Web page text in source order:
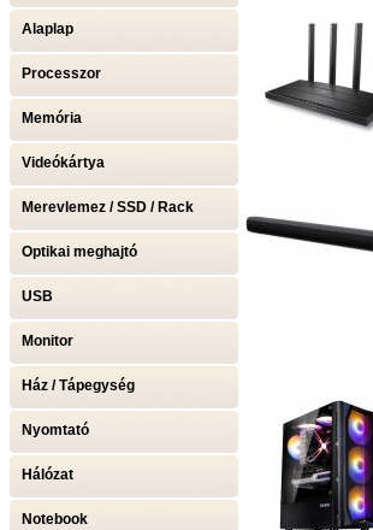
Alaplap
Processzor
Memória
Videókártya
Merevlemez / SSD / Rack
Optikai meghajtó
USB
Monitor
Ház / Tápegység
Nyomtató
Hálózat
Notebook